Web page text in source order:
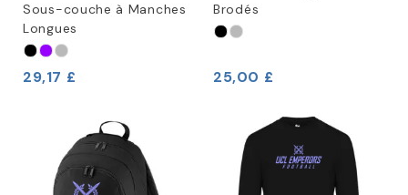
Sous-couche à Manches
Longues
29,17 £
Brodés
25,00 £